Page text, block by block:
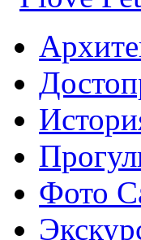
Фото